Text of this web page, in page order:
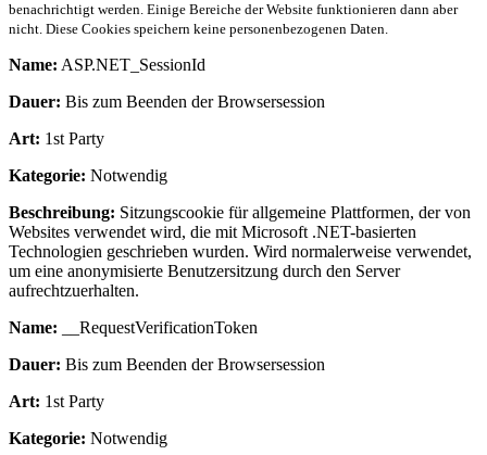
benachrichtigt werden. Einige Bereiche der Website funktionieren dann aber
nicht. Diese Cookies speichern keine personenbezogenen Daten.
Name: ASP.NET_SessionId
Dauer: Bis zum Beenden der Browsersession
Art: 1st Party
Kategorie: Notwendig
Beschreibung: Sitzungscookie für allgemeine Plattformen, der von
Websites verwendet wird, die mit Microsoft .NET-basierten
Technologien geschrieben wurden. Wird normalerweise verwendet,
um eine anonymisierte Benutzersitzung durch den Server
aufrechtzuerhalten.
Name: __RequestVerificationToken
Dauer: Bis zum Beenden der Browsersession
Art: 1st Party
Kategorie: Notwendig